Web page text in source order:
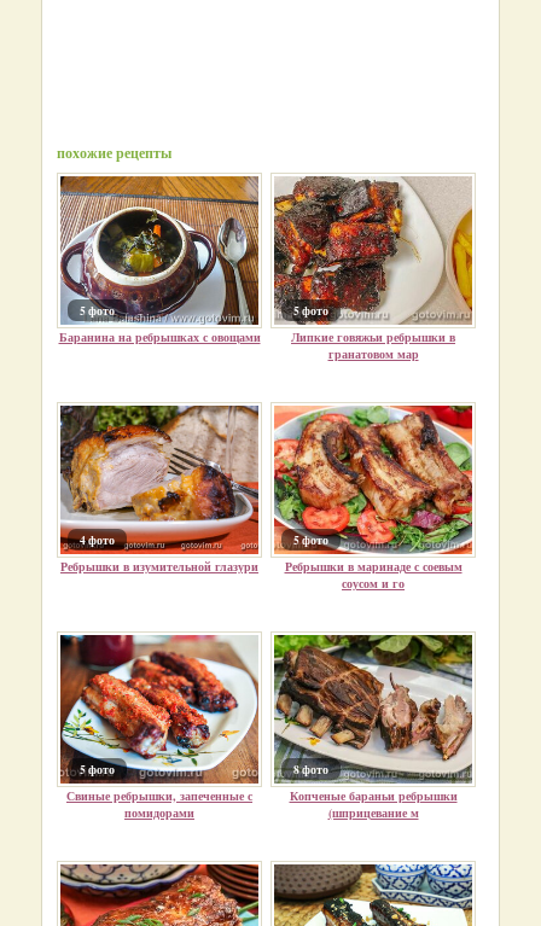
похожие рецепты
5 фото
Баранина на ребрышках с овощами
5 фото
Липкие говяжьи ребрышки в
гранатовом мар
4 фото
Ребрышки в изумительной глазури
5 фото
Ребрышки в маринаде с соевым
соусом и го
5 фото
Свиные ребрышки, запеченные с
помидорами
8 фото
Копченые бараньи ребрышки
(шприцевание м